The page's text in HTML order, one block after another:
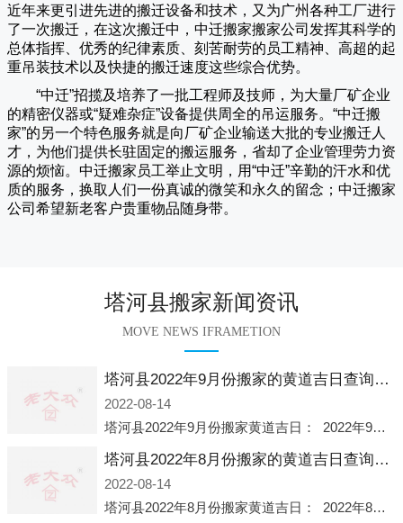
近年来更引进先进的搬迁设备和技术，又为广州各种工厂进行
了一次搬迁，在这次搬迁中， 中迁搬家搬家公司发挥其科学的
总体指挥、优秀的纪律素质、刻苦耐劳的员工精神、高超的起
重吊装技术以及快捷的搬迁速度这些综合优势。
“中迁”招揽及培养了一批工程师及技师，为大量厂矿企业
的精密仪器或“疑难杂症”设备提供周全的吊运服务。“中迁搬
家”的另一个特色服务就是向厂矿企业输送大批的专业搬迁人
才，为他们提供长驻固定的搬运服务，省却了企业管理劳力资
源的烦恼。 中迁搬家员工举止文明，用“中迁”辛勤的汗水和优
质的服务，换取人们一份真诚的微笑和永久的留念； 中迁搬家
公司希望新老客户贵重物品随身带。
塔河县搬家新闻资讯
MOVE NEWS IFRAMETION
塔河县2022年9月份搬家的黄道吉日查询大全一览表哪天适合搬家好日子
2022-08-14
塔河县2022年9月份搬家黄道吉日： 2022年9月6日 「星期二」 农历八月十一2022年9月12日 「星期一」 农历八月十七2022年9月16日 「星期五」 农历八月廿一2022年9月2
塔河县2022年8月份搬家的黄道吉日查询大全一览表哪天适合搬家好日子
2022-08-14
塔河县2022年8月份搬家黄道吉日： 2022年8月2日 「星期二」 农历七月初五2022年8月6日 「星期六」 农历七月初九2022年8月8日 「星期一」 农历七月十一2022年8月10日 「